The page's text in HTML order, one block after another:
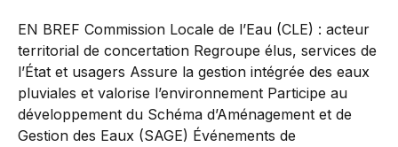
EN BREF Commission Locale de l’Eau (CLE) : acteur
territorial de concertation Regroupe élus, services de
l’État et usagers Assure la gestion intégrée des eaux
pluviales et valorise l’environnement Participe au
développement du Schéma d’Aménagement et de
Gestion des Eaux (SAGE) Événements de